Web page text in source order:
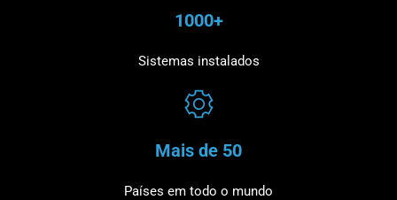
1000+
Sistemas instalados
Mais de 50
Países em todo o mundo